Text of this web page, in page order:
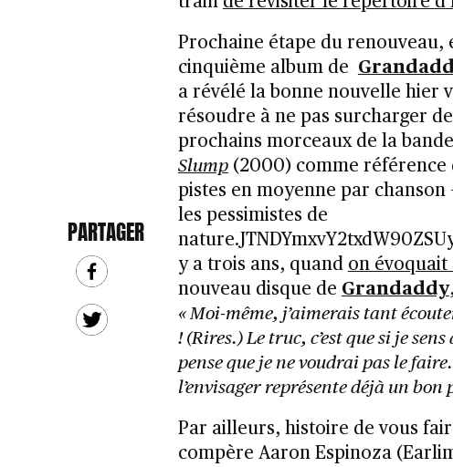
PARTAGER
Prochaine étape du renouveau,
cinquième album de
a révélé la bonne nouvelle hier
résoudre à ne pas surcharger
prochains morceaux de la
Slump(2000) comme référence
pistes en moyenne par
les pessimistes de
y a trois ans, quand on évoquait
nouveau disque de Grandaddy
« Moi-même, j’aimerais tant
! (Rires.) Le truc, c’est que si je
pense que je ne voudrai pas le
l’envisager représente déjà un bon
Par ailleurs, histoire de vous
compère Aaron Espinoza